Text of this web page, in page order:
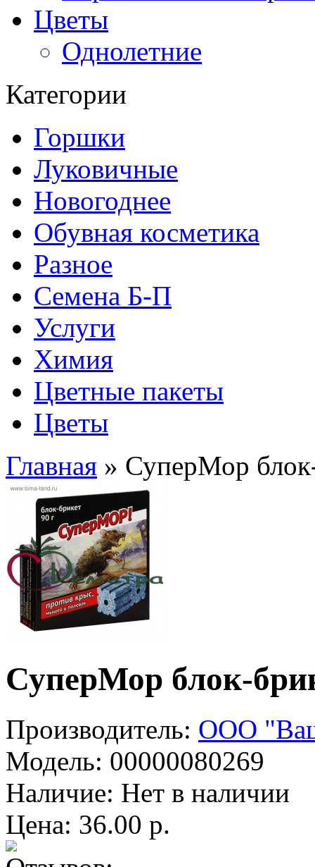
Цветы
Однолетние
Категории
Горшки
Луковичные
Новогоднее
Обувная косметика
Разное
Семена Б-П
Услуги
Химия
Цветные пакеты
Цветы
Главная » СуперМор
СуперМор блок-
Производитель: ООО
Модель: 00000080269
Наличие: Нет в наличии
Цена: 36.00 р.